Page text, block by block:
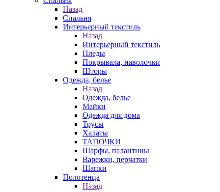
Назад
Спальня
Интерьерный текстиль
Назад
Интерьерный текстиль
Пледы
Покрывала, наволочки
Шторы
Одежда, белье
Назад
Одежда, белье
Майки
Одежда для дома
Трусы
Халаты
ТАПОЧКИ
Шарфы, палантины
Варежки, перчатки
Шапки
Полотенца
Назад